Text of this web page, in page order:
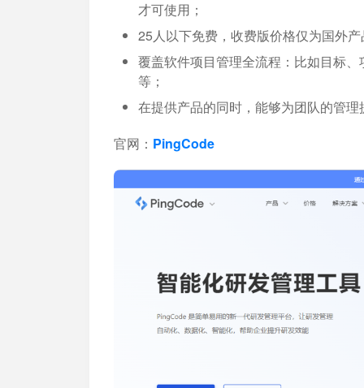
才可使用；
25人以下免费，收费版价格仅为国外
覆盖软件项目管理全流程：比如目标
等；
在提供产品的同时，能够为团队的管
官网： PingCode